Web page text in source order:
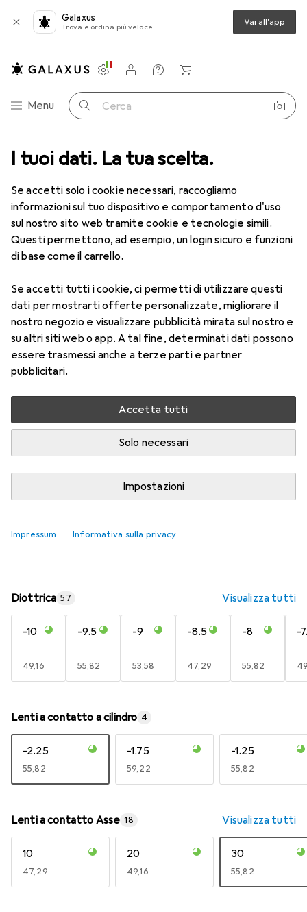
I tuoi dati. La tua scelta.
Se accetti solo i cookie necessari, raccogliamo
informazioni sul tuo dispositivo e comportamento d'uso
sul nostro sito web tramite cookie e tecnologie simili.
Questi permettono, ad esempio, un login sicuro e funzioni
di base come il carrello.
Se accetti tutti i cookie, ci permetti di utilizzare questi
dati per mostrarti offerte personalizzate, migliorare il
nostro negozio e visualizzare pubblicità mirata sul nostro e
su altri siti web o app. A tal fine, determinati dati possono
essere trasmessi anche a terze parti e partner
pubblicitari.
Accetta tutti
Solo necessari
Impostazioni
Impressum Informativa sulla privacy
Galaxus
Trova e ordina più veloce Vai all'app
Categoria Navigazione
Menu Cerca
Impostazioni
Conto cliente
Liste di confronto
Liste dei desideri
Carrello
Lenti a contatto Air Optix HydraGlyde per l'astigmatismo 6
1 Immagine
Air Optix HydraGlyde per
+0.25, Obiettivo mensile, 6 pz., Torico
Prezzo in EUR IVA incl.
EUR
55,82 EUR
9,31/1pz.
Consegna tra lun, 17/8 e mer, 19/8
Più di 10 pezzi in stock presso il fornitore
Aggiungi al carrello
Diottrica 57 Visualizza tutti
-10
EUR
49,16
-9.5
EUR
55,82
-9
EUR
53,58
-8.5
EUR
47,29
-8
EUR
55,82
-
Lenti a contatto a cilindro 4
-2.25
EUR
55,82
-1.75
EUR
59,22
-1.25
EUR
55,82
Lenti a contatto Asse 18 Visualizza tutti
10
EUR
47,29
20
EUR
49,16
30
EUR
55,82